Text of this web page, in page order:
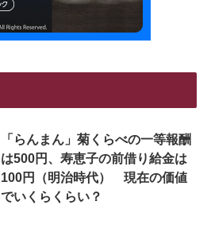
「らんまん」菊くらべの一等報酬
は500円、寿恵子の前借り給金は
100円（明治時代） 現在の価値
でいくらくらい？